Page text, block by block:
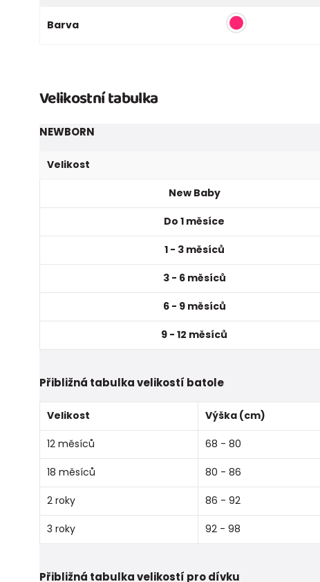
Barva
Velikostní tabulka
NEWBORN
Velikost
New Baby
Do 1 měsíce
1 - 3 měsíců
3 - 6 měsíců
6 - 9 měsíců
9 - 12 měsíců
Přibližná tabulka velikostí batole
Velikost Výška (cm)
12 měsíců 68 - 80
18 měsíců 80 - 86
2 roky 86 - 92
3 roky 92 - 98
Přibližná tabulka velikostí pro dívku